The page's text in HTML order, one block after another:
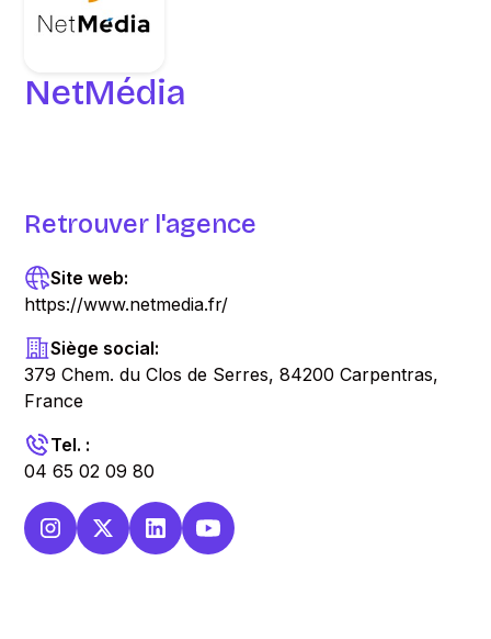
NetMédia
Retrouver l'agence
Site web:
https://www.netmedia.fr/
Siège social:
379 Chem. du Clos de Serres, 84200 Carpentras,
France
Tel. :
04 65 02 09 80